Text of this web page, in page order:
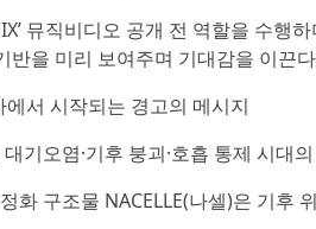
뮤직비디오 공개 전 역할을 수
반을 미리 보여주며 기대감을 이끈
서 시작되는 경고의 메시지
기오염·기후 붕괴·호흡 통제 시대
정화 구조물 NACELLE(나셀)은 기